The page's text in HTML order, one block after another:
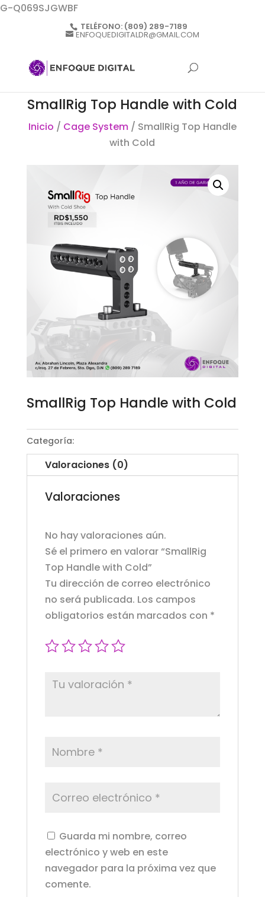
G-Q069SJGWBF
TELÉFONO: (809) 289-7189
ENFOQUEDIGITALDR@GMAIL.COM
SmallRig Top Handle with Cold
Inicio / Cage System/ SmallRig Top Handle
with Cold
SmallRig Top Handle with Cold
Categoría:
Valoraciones (0)
Valoraciones
No hay valoraciones aún.
Sé el primero en valorar “SmallRig
Top Handle with Cold”
Tu dirección de correo electrónico
no será publicada. Los campos
obligatorios están marcados con *
Guarda mi nombre, correo
electrónico y web en este
navegador para la próxima vez que
comente.